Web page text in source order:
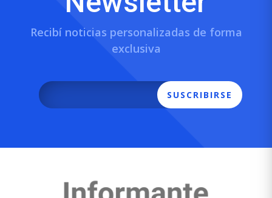
Recibí noticias personalizadas de forma
exclusiva
SUSCRIBIRSE